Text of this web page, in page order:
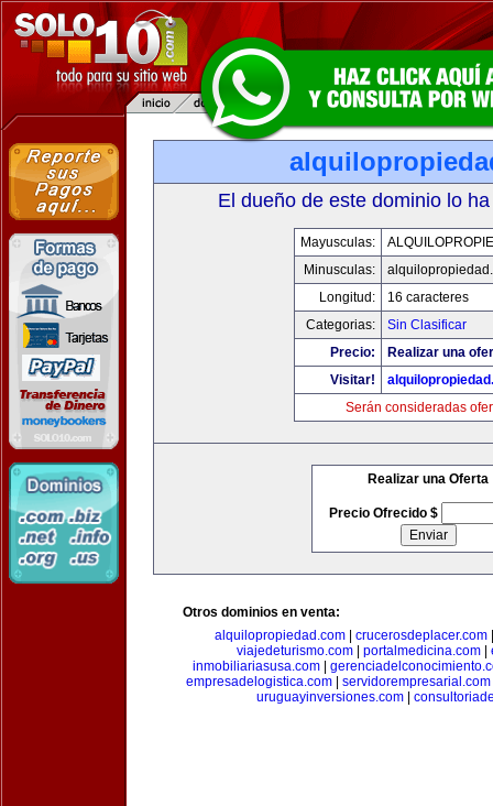
El dueño de este dominio lo
Mayusculas:
Minusculas:
Longitud:
16 caracteres
Categorias:
Sin Clasificar
Precio:
Realizar una
Visitar!
Serán consideradas
Realizar una Oferta
Precio Ofrecido $
Otros dominios en venta:
alquilopropiedad.com| crucerosdeplacer.com
viajedeturismo.com
portalmedicina.com
inmobiliariasusa.com
empresadelogistica.com| servidorempresarial.com
uruguayinversiones.com